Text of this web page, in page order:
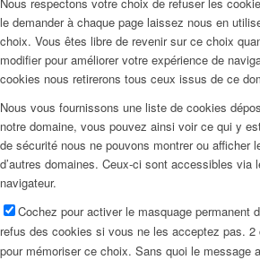
le demander à chaque page laissez nous en
choix. Vous êtes libre de revenir sur ce choix
modifier pour améliorer votre expérience de
cookies nous retirerons tous ceux issus de ce
Nous vous fournissons une liste de cookies
notre domaine, vous pouvez ainsi voir ce qui y
de sécurité nous ne pouvons montrer ou afficher
d’autres domaines. Ceux-ci sont accessibles via
navigateur.
Cochez pour activer le masquage permanent
refus des cookies si vous ne les acceptez pas.
pour mémoriser ce choix. Sans quoi le message